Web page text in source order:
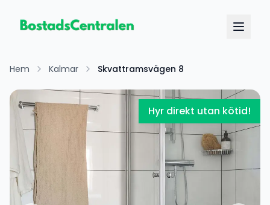
Hem Kalmar Skvattramsvägen 8
Hyr direkt utan kötid!